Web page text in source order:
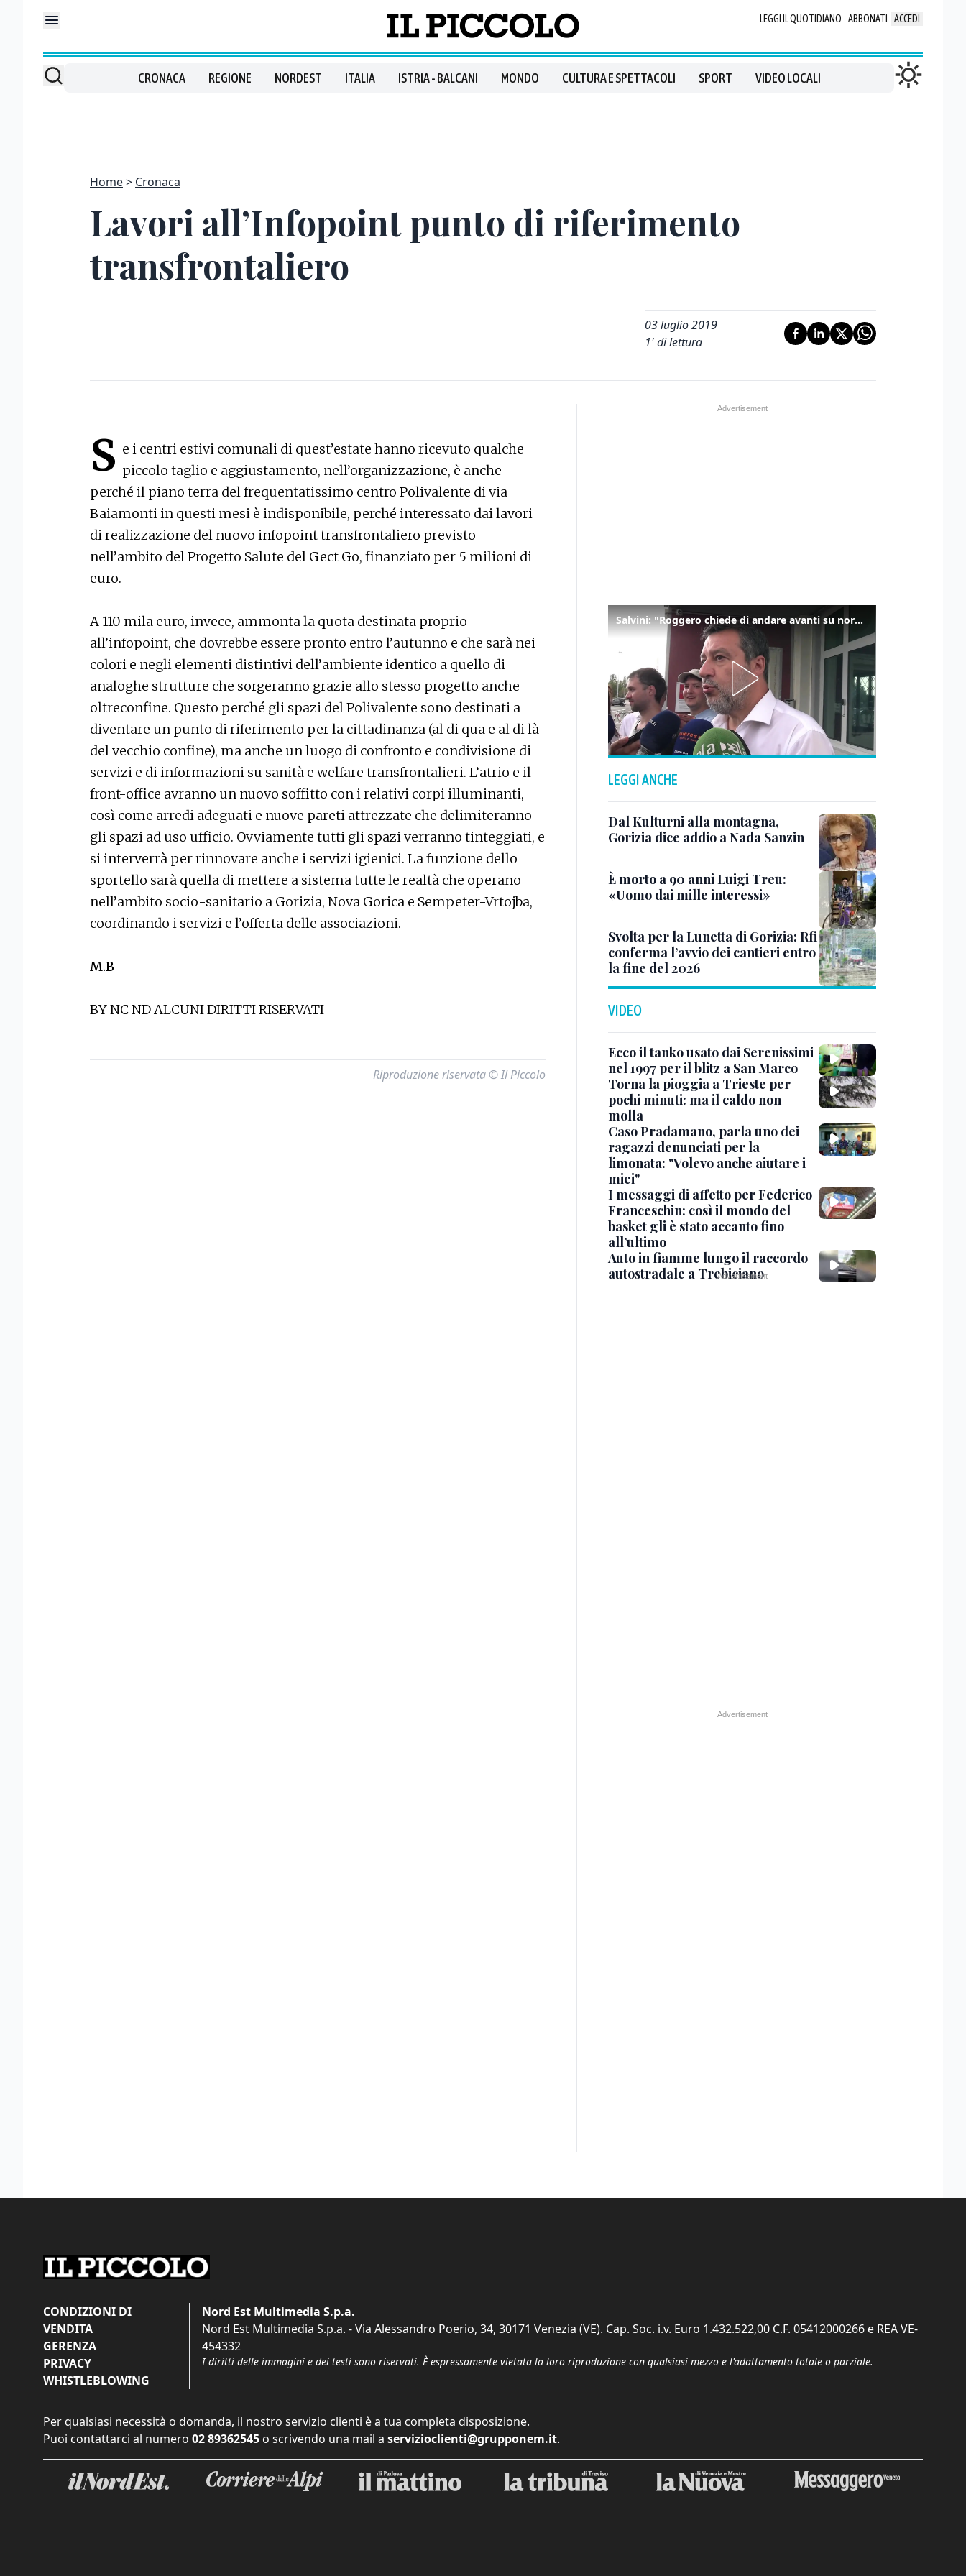
LEGGI IL QUOTIDIANO ABBONATI ACCEDI
CRONACA REGIONE NORDEST ITALIA ISTRIA - BALCANI MONDO CULTURA E SPETTACOLI SPORT VIDEO LOCALI
Home Cronaca
Lavori all’Infopoint punto di riferimento
transfrontaliero
03 luglio 2019
1' di lettura
S e i centri estivi comunali di quest’estate hanno ricevuto qualche
piccolo taglio e aggiustamento, nell’organizzazione, è anche
perché il piano terra del frequentatissimo centro Polivalente di via
Baiamonti in questi mesi è indisponibile, perché interessato dai lavori
di realizzazione del nuovo infopoint transfrontaliero previsto
nell’ambito del Progetto Salute del Gect Go, finanziato per 5 milioni di
euro.
A 110 mila euro, invece, ammonta la quota destinata proprio
all’infopoint, che dovrebbe essere pronto entro l’autunno e che sarà nei
colori e negli elementi distintivi dell’ambiente identico a quello di
analoghe strutture che sorgeranno grazie allo stesso progetto anche
oltreconfine. Questo perché gli spazi del Polivalente sono destinati a
diventare un punto di riferimento per la cittadinanza (al di qua e al di là
del vecchio confine), ma anche un luogo di confronto e condivisione di
servizi e di informazioni su sanità e welfare transfrontalieri. L’atrio e il
front-office avranno un nuovo soffitto con i relativi corpi illuminanti,
così come arredi adeguati e nuove pareti attrezzate che delimiteranno
gli spazi ad uso ufficio. Ovviamente tutti gli spazi verranno tinteggiati, e
si interverrà per rinnovare anche i servizi igienici. La funzione dello
sportello sarà quella di mettere a sistema tutte le realtà che operano
nell’ambito socio-sanitario a Gorizia, Nova Gorica e Sempeter-Vrtojba,
coordinando i servizi e l’offerta delle associazioni. —
M.B
BY NC ND ALCUNI DIRITTI RISERVATI
Riproduzione riservata © Il Piccolo
Salvini: "Roggero chiede di andare avanti su norma anti-risarcimenti"
LEGGI ANCHE
Dal Kulturni alla montagna,
Gorizia dice addio a Nada Sanzin
È morto a 90 anni Luigi Treu:
«Uomo dai mille interessi»
Svolta per la Lunetta di Gorizia: Rfi
conferma l’avvio dei cantieri entro
la fine del 2026
VIDEO
Ecco il tanko usato dai Serenissimi
nel 1997 per il blitz a San Marco
Torna la pioggia a Trieste per
pochi minuti: ma il caldo non
molla
Caso Pradamano, parla uno dei
ragazzi denunciati per la
limonata: "Volevo anche aiutare i
miei"
I messaggi di affetto per Federico
Franceschin: così il mondo del
basket gli è stato accanto fino
all’ultimo
Auto in fiamme lungo il raccordo
autostradale a Trebiciano
CONDIZIONI DI
VENDITA
GERENZA
PRIVACY
WHISTLEBLOWING
Nord Est Multimedia S.p.a.
Nord Est Multimedia S.p.a. - Via Alessandro Poerio, 34, 30171 Venezia (VE). Cap. Soc. i.v. Euro 1.432.522,00 C.F. 05412000266 e REA VE-
454332
I diritti delle immagini e dei testi sono riservati. È espressamente vietata la loro riproduzione con qualsiasi mezzo e l'adattamento totale o parziale.
Per qualsiasi necessità o domanda, il nostro servizio clienti è a tua completa disposizione.
Puoi contattarci al numero 02 89362545 o scrivendo una mail a servizioclienti@grupponem.it.